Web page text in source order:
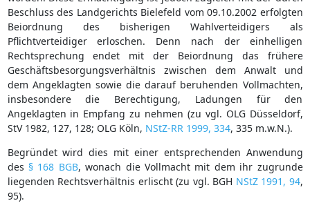
Beschluss des Landgerichts Bielefeld vom 09.10.2002 erfolgten
Beiordnung des bisherigen Wahlverteidigers als
Pflichtverteidiger erloschen. Denn nach der einhelligen
Rechtsprechung endet mit der Beiordnung das frühere
Geschäftsbesorgungsverhältnis zwischen dem Anwalt und
dem Angeklagten sowie die darauf beruhenden Vollmachten,
insbesondere die Berechtigung, Ladungen für den
Angeklagten in Empfang zu nehmen (zu vgl. OLG Düsseldorf,
StV 1982, 127, 128; OLG Köln, NStZ-RR 1999, 334, 335 m.w.N.).
Begründet wird dies mit einer entsprechenden Anwendung
des § 168 BGB, wonach die Vollmacht mit dem ihr zugrunde
liegenden Rechtsverhältnis erlischt (zu vgl. BGH NStZ 1991, 94,
95).